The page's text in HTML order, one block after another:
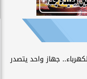
جهاز واحد يتصدر